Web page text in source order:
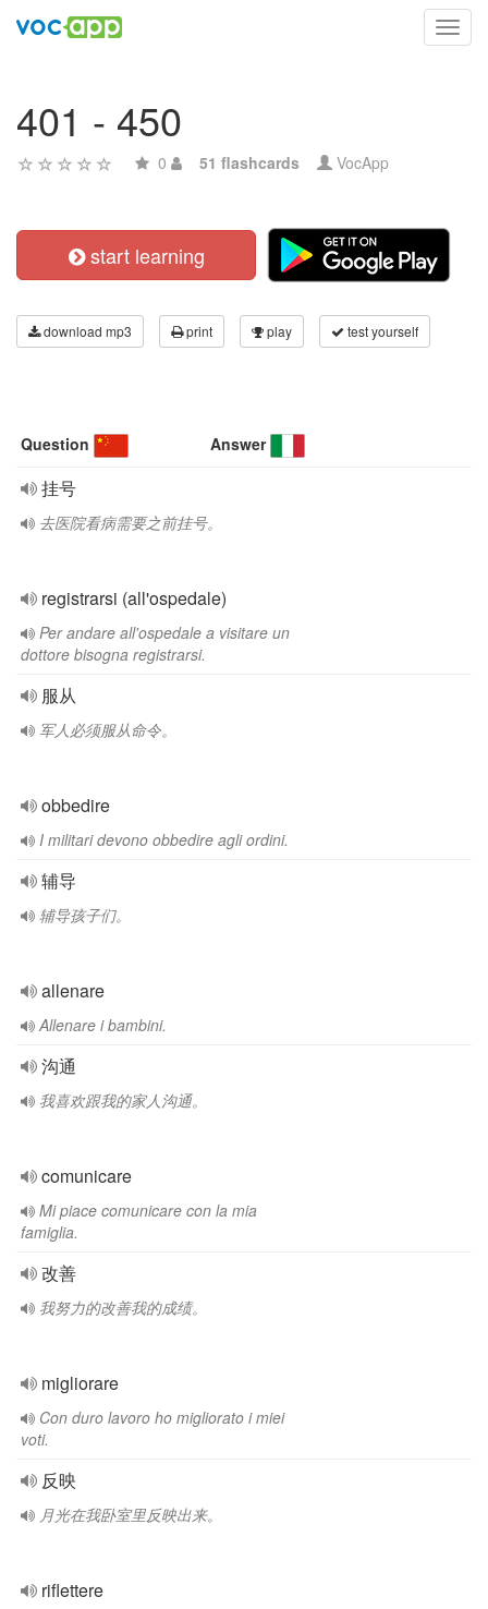
401 - 450
0 51 flashcards VocApp
start learning
download mp3 print play test yourself
Question Answer
挂号
去医院看病需要之前挂号。
registrarsi (all'ospedale)
Per andare all'ospedale a visitare un
dottore bisogna registrarsi.
服从
军人必须服从命令。
obbedire
I militari devono obbedire agli ordini.
辅导
辅导孩子们。
allenare
Allenare i bambini.
沟通
我喜欢跟我的家人沟通。
comunicare
Mi piace comunicare con la mia
famiglia.
改善
我努力的改善我的成绩。
migliorare
Con duro lavoro ho migliorato i miei
voti.
反映
月光在我卧室里反映出来。
riflettere